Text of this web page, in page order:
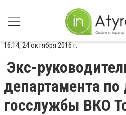
16:14, 24 октября 2016 г.
Экс-
департамента по
госслужбы ВКО